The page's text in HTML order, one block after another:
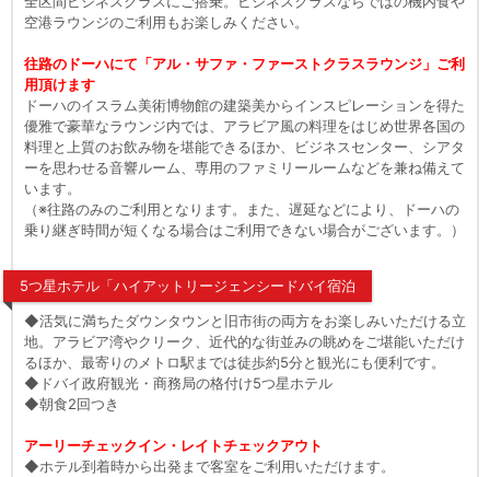
空港ラウンジのご利用もお楽しみください。
往路のドーハにて「アル・サファ・ファーストクラスラウンジ」ご利
用頂けます
ドーハのイスラム美術博物館の建築美からインスピレーションを得た
優雅で豪華なラウンジ内では、アラビア風の料理をはじめ世界各国の
料理と上質のお飲み物を堪能できるほか、ビジネスセンター、シアタ
ーを思わせる音響ルーム、専用のファミリールームなどを兼ね備えて
います。
（※往路のみのご利用となります。また、遅延などにより、ドーハの
乗り継ぎ時間が短くなる場合はご利用できない場合がございます。）
5つ星ホテル「ハイアットリージェンシードバイ宿泊
◆活気に満ちたダウンタウンと旧市街の両方をお楽しみいただける立
地。アラビア湾やクリーク、近代的な街並みの眺めをご堪能いただけ
るほか、最寄りのメトロ駅までは徒歩約5分と観光にも便利です。
◆ドバイ政府観光・商務局の格付け5つ星ホテル
◆朝食2回つき
アーリーチェックイン・レイトチェックアウト
◆ホテル到着時から出発まで客室をご利用いただけます。